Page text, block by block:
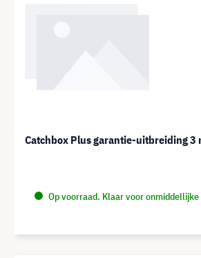
Catchbox Plus garantie-uitbreiding 3
Op voorraad. Klaar voor